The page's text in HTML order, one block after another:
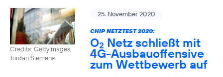
Credits: Gettyimages,
Jordan Siemens
25. November 2020
CHIP NETZTEST 2020:
O2 Netz schließt mit
4G-Ausbauoffensive
zum Wettbewerb auf